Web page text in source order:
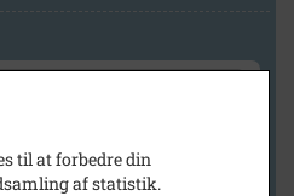
til at forbedre din
af statistik.